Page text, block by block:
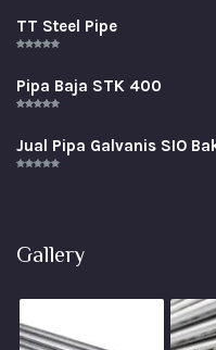
TT Steel Pipe
Pipa Baja STK 400
Jual Pipa Galvanis SIO
Gallery